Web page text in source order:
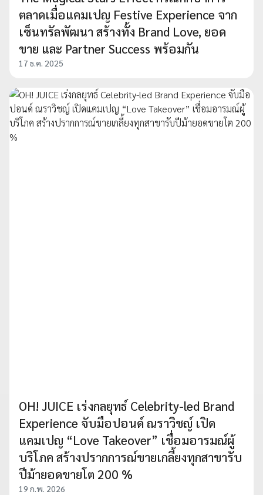
ตลาดเมื่อแคมเปญ Festive Experience จาก
เซ็นทรัลพัฒนา สร้างทั้ง Brand Love, ยอด
ขาย และ Partner Success พร้อมกัน
17 ธ.ค. 2025
OH! JUICE เร่งกลยุทธ์ Celebrity-led Brand
Experience จับมือปอนด์ ณราวิชญ์ เปิด
แคมเปญ “Love Takeover” เชื่อมอารมณ์ผู้
บริโภค สร้างปรากการณ์ขายเกลี้ยงทุกสาขารับ
ปีม้ายอดขายโต 200 %
19 ก.พ. 2026